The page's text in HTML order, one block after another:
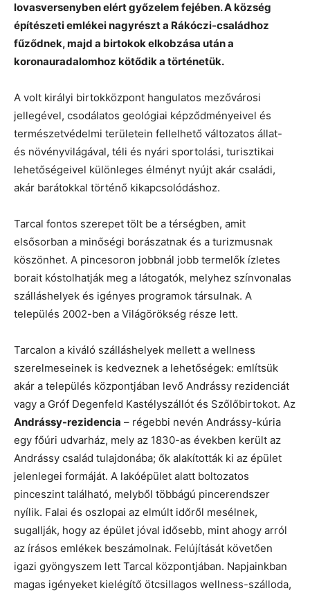
lovasversenyben elért győzelem fejében. A község
építészeti emlékei nagyrészt a Rákóczi-családhoz
fűződnek, majd a birtokok elkobzása után a
koronauradalomhoz kötődik a történetük.
A volt királyi birtokközpont hangulatos mezővárosi
jellegével, csodálatos geológiai képződményeivel és
természetvédelmi területein fellelhető változatos állat-
és növényvilágával, téli és nyári sportolási, turisztikai
lehetőségeivel különleges élményt nyújt akár családi,
akár barátokkal történő kikapcsolódáshoz.
Tarcal fontos szerepet tölt be a térségben, amit
elsősorban a minőségi borászatnak és a turizmusnak
köszönhet. A pincesoron jobbnál jobb termelők ízletes
borait kóstolhatják meg a látogatók, melyhez színvonalas
szálláshelyek és igényes programok társulnak. A
település 2002-ben a Világörökség része lett.
Tarcalon a kiváló szálláshelyek mellett a wellness
szerelmeseinek is kedveznek a lehetőségek: említsük
akár a település központjában levő Andrássy rezidenciát
vagy a Gróf Degenfeld Kastélyszállót és Szőlőbirtokot. Az
Andrássy-rezidencia – régebbi nevén Andrássy-kúria
egy főúri udvarház, mely az 1830-as években került az
Andrássy család tulajdonába; ők alakították ki az épület
jelenlegei formáját. A lakóépület alatt boltozatos
pinceszint található, melyből többágú pincerendszer
nyílik. Falai és oszlopai az elmúlt időről mesélnek,
sugallják, hogy az épület jóval idősebb, mint ahogy arról
az írásos emlékek beszámolnak. Felújítását követően
igazi gyöngyszem lett Tarcal központjában. Napjainkban
magas igényeket kielégítő ötcsillagos wellness-szálloda,